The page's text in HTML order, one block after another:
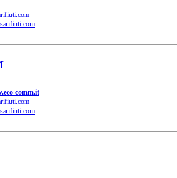
comm.it